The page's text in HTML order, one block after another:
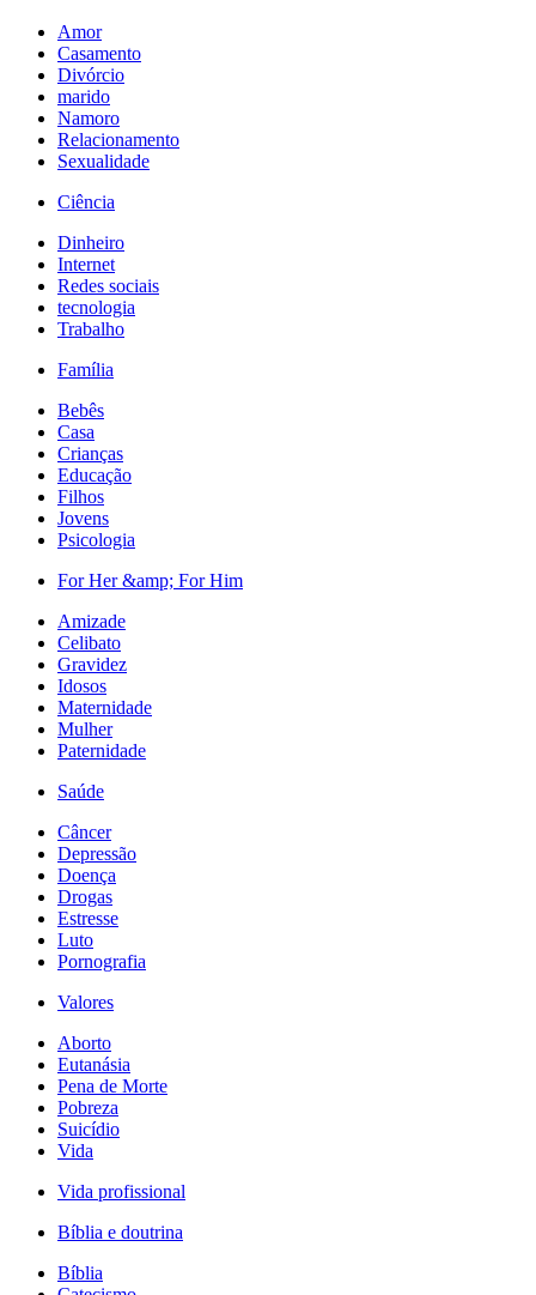
Amor
Casamento
Divórcio
marido
Namoro
Relacionamento
Sexualidade
Ciência
Dinheiro
Internet
Redes sociais
tecnologia
Trabalho
Família
Bebês
Casa
Crianças
Educação
Filhos
Jovens
Psicologia
For Her &amp; For Him
Amizade
Celibato
Gravidez
Idosos
Maternidade
Mulher
Paternidade
Saúde
Câncer
Depressão
Doença
Drogas
Estresse
Luto
Pornografia
Valores
Aborto
Eutanásia
Pena de Morte
Pobreza
Suicídio
Vida
Vida profissional
Bíblia e doutrina
Bíblia